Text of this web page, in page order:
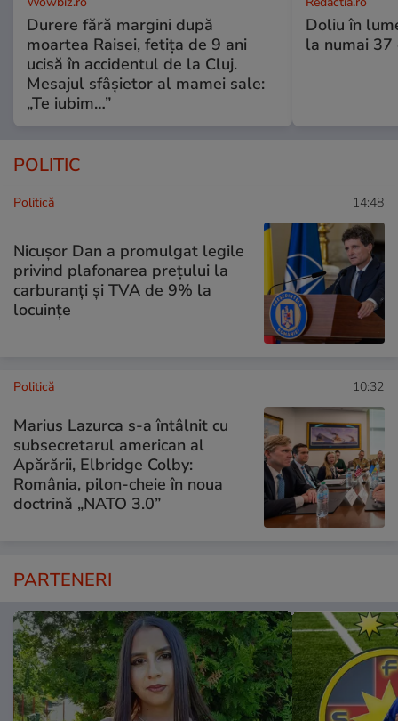
Durere fără margini după
moartea Raisei, fetița de 9 ani
ucisă în accidentul de la Cluj.
Mesajul sfâșietor al mamei sale:
„Te iubim…”
Doliu în
la numai 37
POLITIC
Politică 14:48
Nicușor Dan a promulgat legile
privind plafonarea prețului la
carburanți și TVA de 9% la
locuințe
Politică 10:32
Marius Lazurca s-a întâlnit cu
subsecretarul american al
Apărării, Elbridge Colby:
România, pilon-cheie în noua
doctrină „NATO 3.0”
PARTENERI